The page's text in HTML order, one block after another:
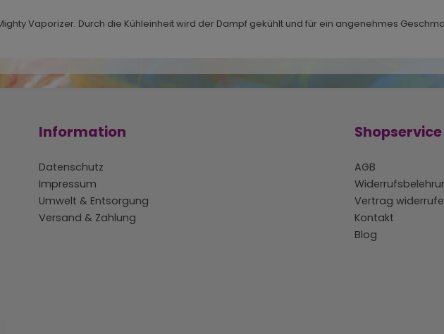
Vaporizer. Durch die Kühleinheit wird der Dampf gekühlt und für ein angenehmes
Information
Datenschutz
Impressum
Umwelt & Entsorgung
Versand & Zahlung
Shopservice
AGB
Vertrag
Kontakt
Blog